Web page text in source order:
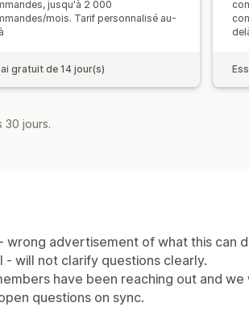
jusqu'à 2 000
mois. Tarif personnalisé au-
gratuit de 14 jour(s)
30 jours.
wrong advertisement of what this can
- will not clarify questions clearly.
have been reaching out and
questions on sync.